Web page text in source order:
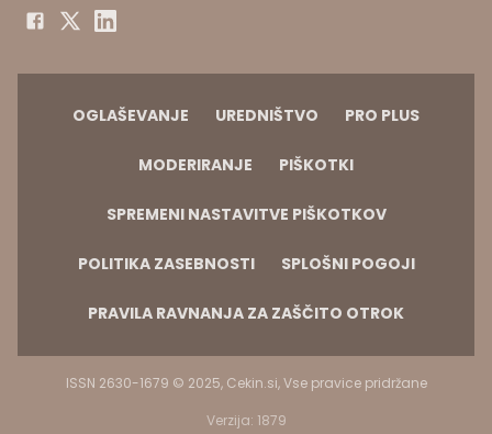
OGLAŠEVANJE UREDNIŠTVO PRO PLUS
MODERIRANJE PIŠKOTKI
SPREMENI NASTAVITVE PIŠKOTKOV
POLITIKA ZASEBNOSTI SPLOŠNI POGOJI
PRAVILA RAVNANJA ZA ZAŠČITO OTROK
ISSN 2630-1679 © 2025, Cekin.si, Vse pravice pridržane
Verzija: 1879